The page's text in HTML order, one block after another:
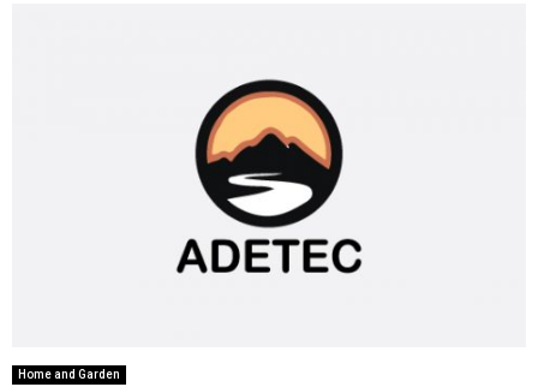
Home and Garden